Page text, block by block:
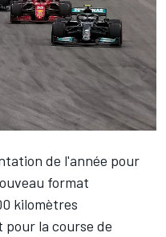
de l'année pour
format
kilomètres
la course de